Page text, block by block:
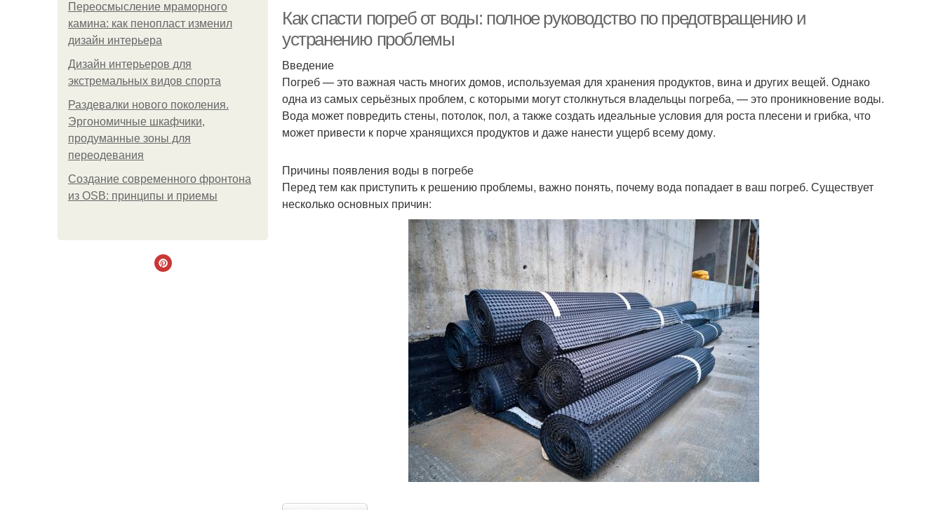
Переосмысление мраморного
камина: как пенопласт изменил
дизайн интерьера
Дизайн интерьеров для
экстремальных видов спорта
Раздевалки нового поколения.
Эргономичные шкафчики,
продуманные зоны для
переодевания
Создание современного фронтона
из OSB: принципы и приемы
Как спасти погреб от воды: полное руководство по предотвращению и
устранению проблемы
Введение
Погреб — это важная часть многих домов, используемая для хранения продуктов, вина и других вещей. Однако
одна из самых серьёзных проблем, с которыми могут столкнуться владельцы погреба, — это проникновение воды.
Вода может повредить стены, потолок, пол, а также создать идеальные условия для роста плесени и грибка, что
может привести к порче хранящихся продуктов и даже нанести ущерб всему дому.
Причины появления воды в погребе
Перед тем как приступить к решению проблемы, важно понять, почему вода попадает в ваш погреб. Существует
несколько основных причин: